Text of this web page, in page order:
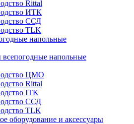
Rittal
ИТК
ССД
TLK
напольные
напольные
ЦМО
Rittal
ITK
ССД
TLK
оборудование и аксессуары